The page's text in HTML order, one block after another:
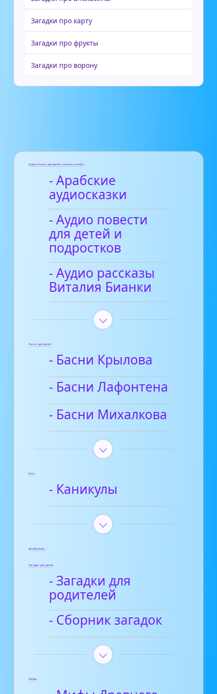
Загадки про карту
Загадки про фрукты
Загадки про ворону
Аудиосказки для детей слушать онлайн
- Арабские
аудиосказки
- Аудио повести
для детей и
подростков
- Аудио рассказы
Виталия Бианки
Басни для детей
- Басни Крылова
- Басни Лафонтена
- Басни Михалкова
Блог
- Каникулы
Диафильмы
Загадки для детей
- Загадки для
родителей
- Сборник загадок
Мифы